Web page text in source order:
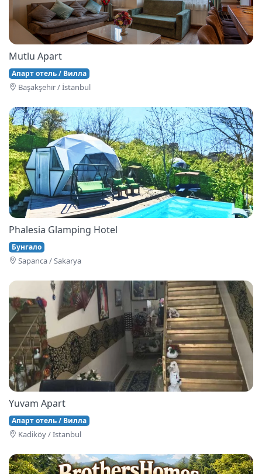
Mutlu Apart
Апарт отель / Вилла
Başakşehi̇r / İstanbul
Phalesia Glamping Hotel
Бунгало
Sapanca / Sakarya
Yuvam Apart
Апарт отель / Вилла
Kadiköy / İstanbul